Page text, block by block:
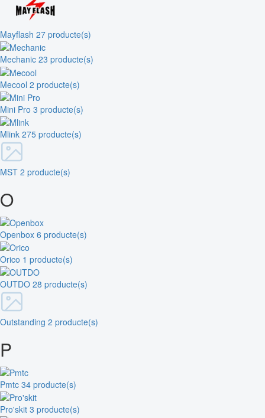
Mayflash 27 producte(s)
Mechanic 23 producte(s)
Mecool 2 producte(s)
Mini Pro 3 producte(s)
Mlink 275 producte(s)
MST 2 producte(s)
O
Openbox 6 producte(s)
Orico 1 producte(s)
OUTDO 28 producte(s)
Outstanding 2 producte(s)
P
Pmtc 34 producte(s)
Pro'skit 3 producte(s)